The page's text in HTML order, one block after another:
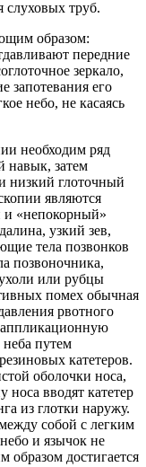
слуховых труб.
образом:
передние
зеркало,
запотевания его
небо, не касаясь
необходим ряд
навык, затем
низкий глоточный
являются
«непокорный»
узкий зев,
тела позвонков
позвоночника,
или рубцы
помех обычная
рвотного
неба путем
катетеров.
оболочки носа,
вводят катетер
из глотки наружу.
собой с легким
и язычок не
образом достигается